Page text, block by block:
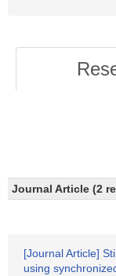
Journal Article (2
[Journal Article]
using